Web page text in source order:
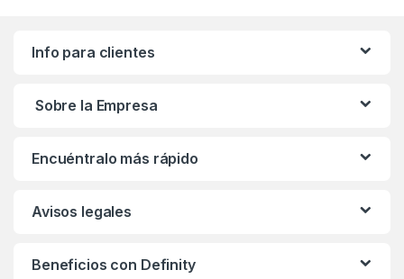
Info para clientes
Sobre la Empresa
Encuéntralo más rápido
Avisos legales
Beneficios con Definity